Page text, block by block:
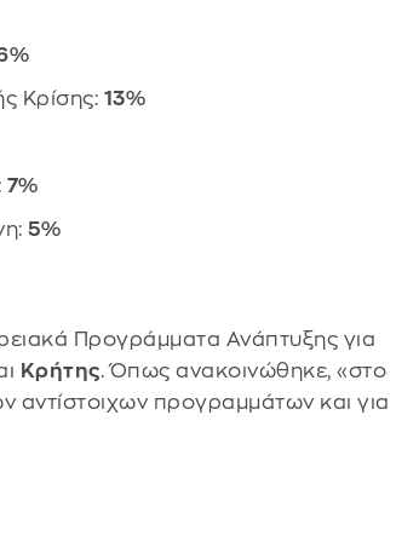
Κρίσης: 13%
7%
5%
Προγράμματα Ανάπτυξης για
Κρήτης. Όπως ανακοινώθηκε, «στο
αντίστοιχων προγραμμάτων και για